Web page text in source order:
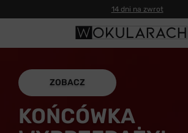
14 dni na zwrot
ZOBACZ
KOŃCÓWKA